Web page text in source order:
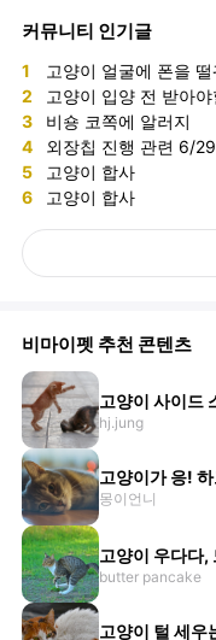
커뮤니티 인기글
1 고양이 얼굴에 폰을
2 고양이 입양 전 받아
3 비숑 코쪽에 알러지
4 외장칩 진행 관련 6/29
5 고양이 합사
6 고양이 합사
비마이펫 추천 콘텐츠
고양이 사이드
hj.jung
고양이가 응!
몽이언니
고양이 우다다,
butter pancake
고양이 털 세우